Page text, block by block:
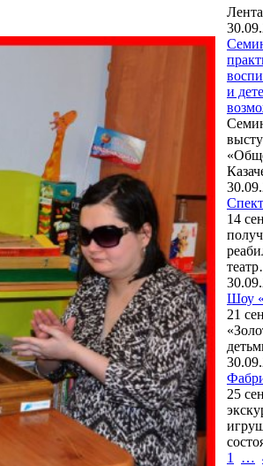
и
14
Шоу
21
25
1
…